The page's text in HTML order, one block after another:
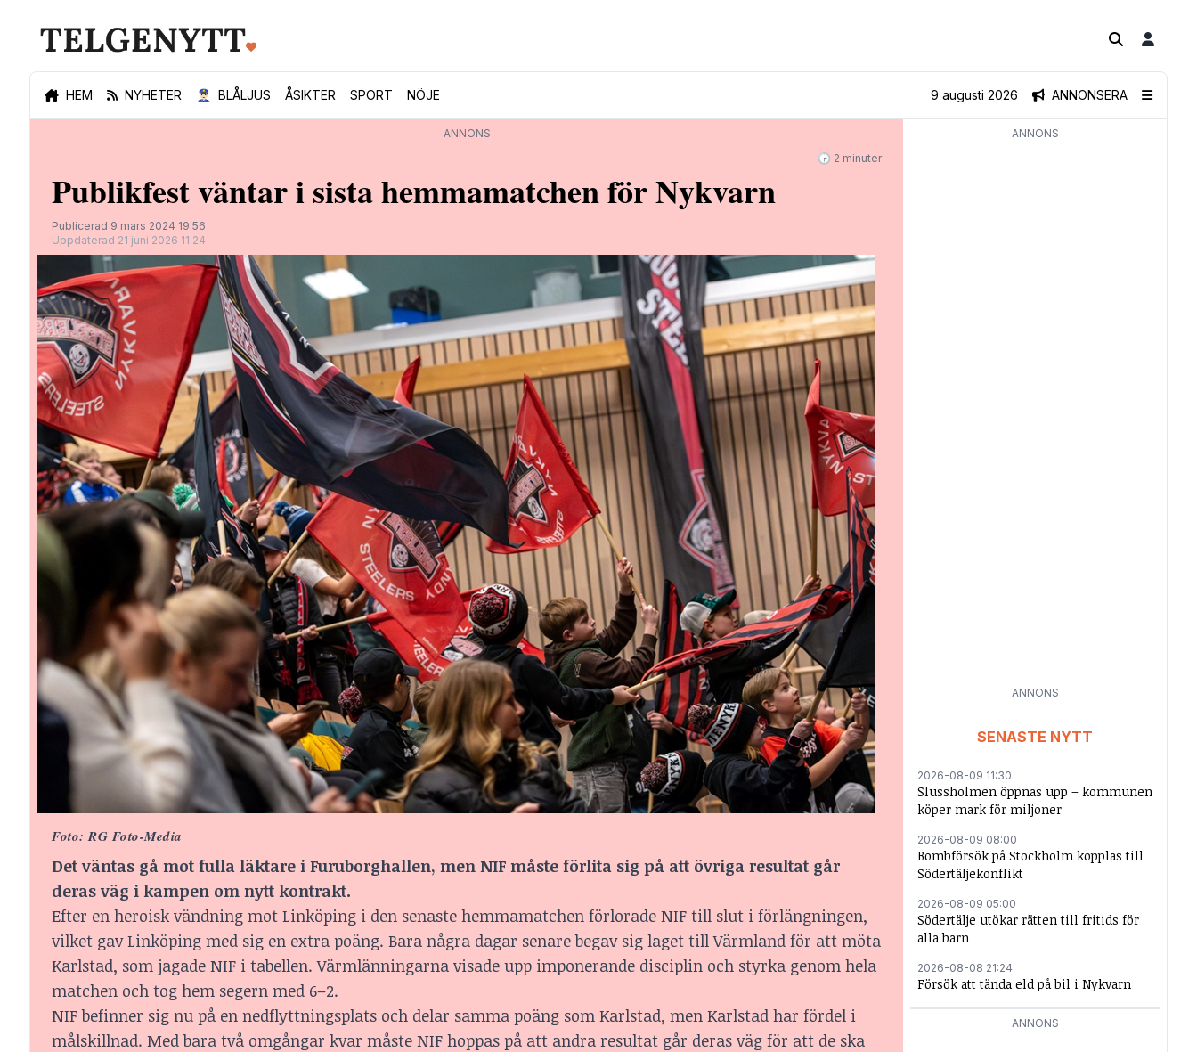
HEM NYHETER 👮🏻‍♂️ BLÅLJUS ÅSIKTER SPORT NÖJE ANNONSERA
9 augusti 2026
ANNONS
🕝 2 minuter
Publikfest väntar i sista hemmamatchen för Nykvarn
Publicerad 9 mars 2024 19:56
Uppdaterad 21 juni 2026 11:24
Foto: RG Foto-Media
Det väntas gå mot fulla läktare i Furuborghallen, men NIF måste förlita sig på att övriga resultat går
deras väg i kampen om nytt kontrakt.
Efter en heroisk vändning mot Linköping i den senaste hemmamatchen förlorade NIF till slut i förlängningen,
vilket gav Linköping med sig en extra poäng. Bara några dagar senare begav sig laget till Värmland för att möta
Karlstad, som jagade NIF i tabellen. Värmlänningarna visade upp imponerande disciplin och styrka genom hela
matchen och tog hem segern med 6–2.
NIF befinner sig nu på en nedflyttningsplats och delar samma poäng som Karlstad, men Karlstad har fördel i
målskillnad. Med bara två omgångar kvar måste NIF hoppas på att andra resultat går deras väg för att de ska
ANNONS
ANNONS
SENASTE NYTT
2026-08-09 11:30
Slussholmen öppnas upp – kommunen
köper mark för miljoner
2026-08-09 08:00
Bombförsök på Stockholm kopplas till
Södertäljekonflikt
2026-08-09 05:00
Södertälje utökar rätten till fritids för
alla barn
2026-08-08 21:24
Försök att tända eld på bil i Nykvarn
ANNONS